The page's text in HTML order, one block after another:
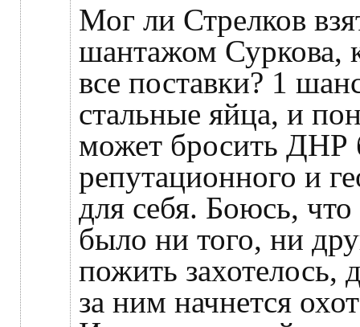
Мог ли Стрелков
шантажом Суркова,
все поставки? 1
стальные яйца, и
может бросить ДНР
репутационного и
для себя. Боюсь,
было ни того, ни
пожить захотелось,
за ним начнется